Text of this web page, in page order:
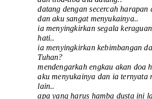
datang dengan secercah harapan
dan aku sangat menyukainya..
ia menyingkirkan segala
hati..
ia menyingkirkan kebimbangan
Tuhan?
mendengarkah engkau akan doa
aku menyukainya dan ia ternyata
lain..
apa yang harus hamba dusta ini